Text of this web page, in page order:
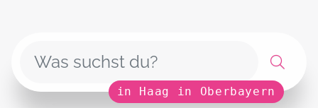
in Haag in Oberbayern